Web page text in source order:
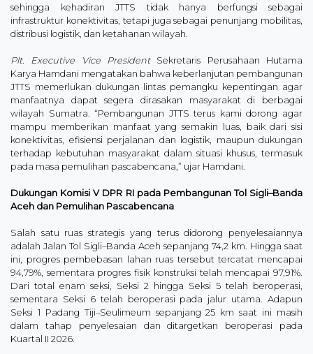
sehingga kehadiran JTTS tidak hanya berfungsi sebagai
infrastruktur konektivitas, tetapi juga sebagai penunjang mobilitas,
distribusi logistik, dan ketahanan wilayah.
Plt. Executive Vice President Sekretaris Perusahaan Hutama
Karya Hamdani mengatakan bahwa keberlanjutan pembangunan
JTTS memerlukan dukungan lintas pemangku kepentingan agar
manfaatnya dapat segera dirasakan masyarakat di berbagai
wilayah Sumatra. “Pembangunan JTTS terus kami dorong agar
mampu memberikan manfaat yang semakin luas, baik dari sisi
konektivitas, efisiensi perjalanan dan logistik, maupun dukungan
terhadap kebutuhan masyarakat dalam situasi khusus, termasuk
pada masa pemulihan pascabencana,” ujar Hamdani.
Dukungan Komisi V DPR RI pada Pembangunan Tol Sigli–Banda
Aceh dan Pemulihan Pascabencana
Salah satu ruas strategis yang terus didorong penyelesaiannya
adalah Jalan Tol Sigli–Banda Aceh sepanjang 74,2 km. Hingga saat
ini, progres pembebasan lahan ruas tersebut tercatat mencapai
94,79%, sementara progres fisik konstruksi telah mencapai 97,91%.
Dari total enam seksi, Seksi 2 hingga Seksi 5 telah beroperasi,
sementara Seksi 6 telah beroperasi pada jalur utama. Adapun
Seksi 1 Padang Tiji–Seulimeum sepanjang 25 km saat ini masih
dalam tahap penyelesaian dan ditargetkan beroperasi pada
Kuartal II 2026.